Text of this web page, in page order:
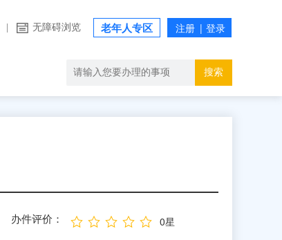
无障碍浏览 老年人专区
搜索
办件评价： 0星